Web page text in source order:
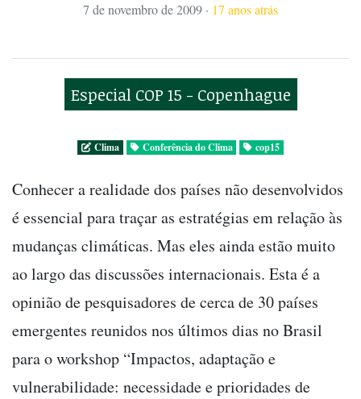
7 de novembro de 2009 · 17 anos atrás
Especial COP 15 - Copenhague
Clima Conferência do Clima cop15
Conhecer a realidade dos países não desenvolvidos
é essencial para traçar as estratégias em relação às
mudanças climáticas. Mas eles ainda estão muito
ao largo das discussões internacionais. Esta é a
opinião de pesquisadores de cerca de 30 países
emergentes reunidos nos últimos dias no Brasil
para o workshop “Impactos, adaptação e
vulnerabilidade: necessidade e prioridades de